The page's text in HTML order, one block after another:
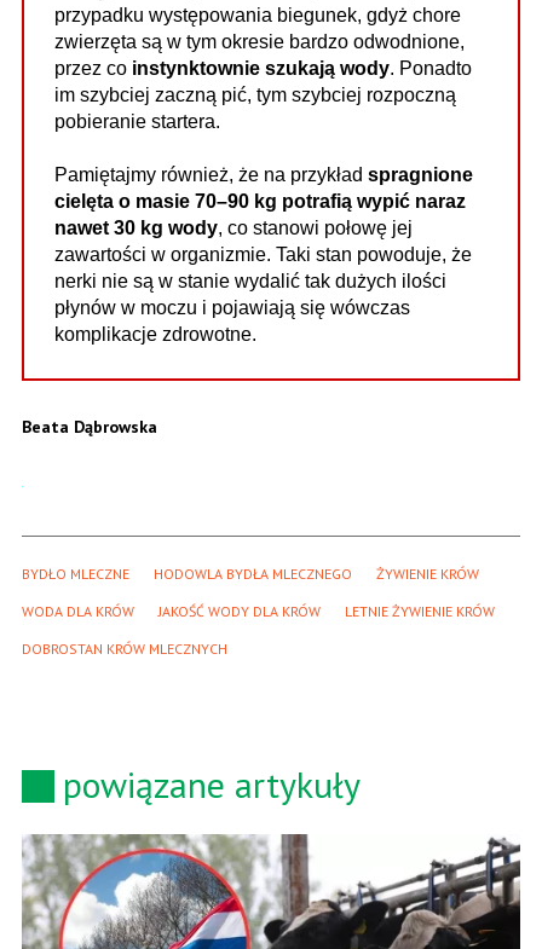
przypadku występowania biegunek, gdyż chore
zwierzęta są w tym okresie bardzo odwodnione,
przez co instynktownie szukają wody. Ponadto
im szybciej zaczną pić, tym szybciej rozpoczną
pobieranie startera.
Pamiętajmy również, że na przykład spragnione
cielęta o masie 70–90 kg potrafią wypić naraz
nawet 30 kg wody, co stanowi połowę jej
zawartości w organizmie. Taki stan powoduje, że
nerki nie są w stanie wydalić tak dużych ilości
płynów w moczu i pojawiają się wówczas
komplikacje zdrowotne.
Beata Dąbrowska
BYDŁO MLECZNE HODOWLA BYDŁA MLECZNEGO ŻYWIENIE KRÓW
WODA DLA KRÓW JAKOŚĆ WODY DLA KRÓW LETNIE ŻYWIENIE KRÓW
DOBROSTAN KRÓW MLECZNYCH
powiązane artykuły